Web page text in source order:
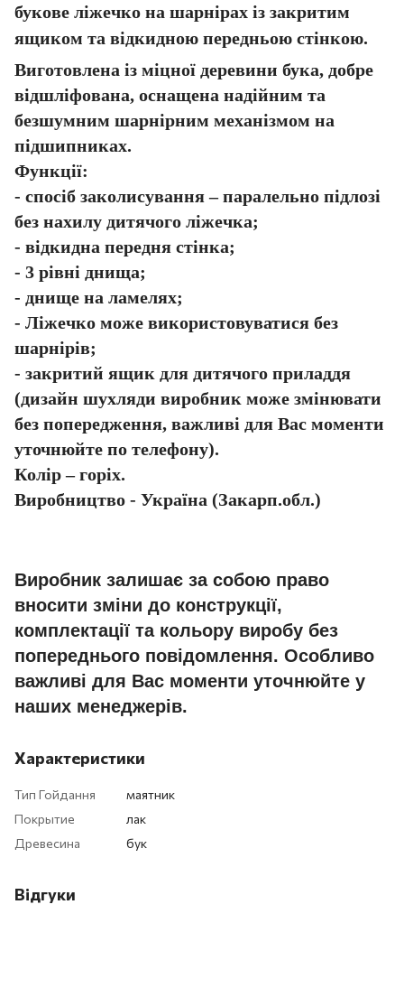
букове ліжечко на шарнірах із закритим
ящиком та відкидною передньою стінкою.
Виготовлена ​​із міцної деревини бука, добре
відшліфована, оснащена надійним та
безшумним шарнірним механізмом на
підшипниках.
Функції:
- спосіб заколисування – паралельно підлозі
без нахилу дитячого ліжечка;
- відкидна передня стінка;
- 3 рівні днища;
- днище на ламелях;
- Ліжечко може використовуватися без
шарнірів;
- закритий ящик для дитячого приладдя
(дизайн шухляди виробник може змінювати
без попередження, важливі для Вас моменти
уточнюйте по телефону).
Колір – горіх.
Виробництво - Україна (Закарп.обл.)
Виробник залишає за собою право
вносити зміни до конструкції,
комплектації та кольору виробу без
попереднього повідомлення. Особливо
важливі для Вас моменти уточнюйте у
наших менеджерів.
Характеристики
Тип Гойдання
маятник
Покрытие
лак
Древесина
бук
Відгуки